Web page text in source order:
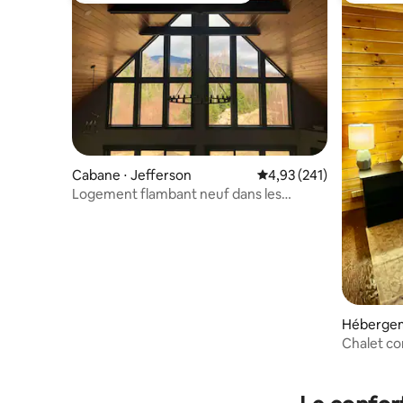
Cabane ⋅ Jefferson Évaluation moyenne
4,93 (241)
Logement flambant neuf dans les
Chalet